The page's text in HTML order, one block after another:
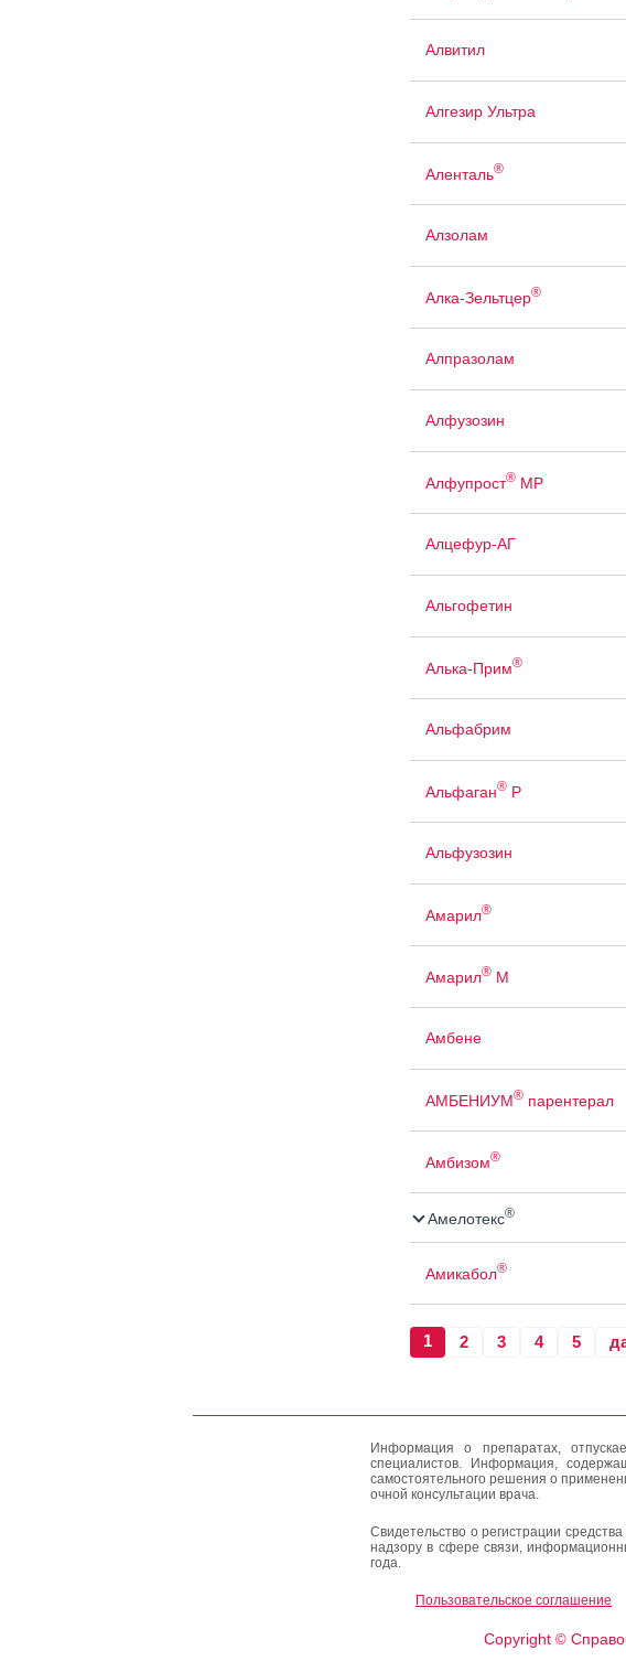
Алвитил
Алгезир Ультра
Аленталь®
Алзолам
Алка-Зельтцер®
Алпразолам
Алфузозин
Алфупрост®МР
Алцефур-АГ
Альгофетин
Алька-Прим®
Альфабрим
Альфаган®Р
Альфузозин
Амарил®
Амарил®М
Амбене
АМБЕНИУМ®парентерал
Амбизом®
Амелотекс®
Амикабол®
1 2 3 4 5
Информация о препаратах,
специалистов. Информация,
самостоятельного решения о
очной консультации врача.
Свидетельство о регистрации
надзору в сфере связи,
года.
Пользовательское соглашение
Copyright ©